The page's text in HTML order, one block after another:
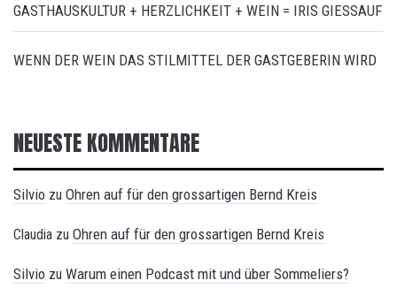
GASTHAUSKULTUR + HERZLICHKEIT + WEIN = IRIS GIESSAUF
WENN DER WEIN DAS STILMITTEL DER GASTGEBERIN WIRD
NEUESTE KOMMENTARE
Silvio zu Ohren auf für den grossartigen Bernd Kreis
Claudia zu Ohren auf für den grossartigen Bernd Kreis
Silvio zu Warum einen Podcast mit und über Sommeliers?